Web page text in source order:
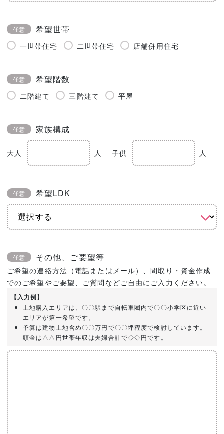
任意 希望世帯
一世帯住宅 二世帯住宅 店舗併用住宅
任意 希望階数
二階建て 三階建て 平屋
任意 家族構成
大人 人 子供 人
任意 希望LDK
任意 その他、ご要望等
ご希望の連絡方法（電話またはメール）、間取り・資金作成
でのご希望やご要望、ご質問などご自由にご入力ください。
【入力例】
土地購入エリアは、〇〇駅まで自転車圏内で〇〇小学区に近い
エリアが第一希望です。
予算は建物土地含め〇〇万円で〇〇坪程度で検討しています。
頭金は△△円世帯年収は夫婦合計で◇◇円です。